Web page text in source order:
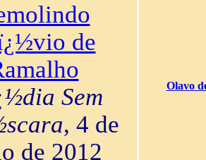
de
Sem
, 4 de
de 2012
Olavo